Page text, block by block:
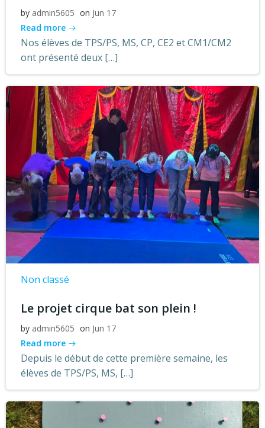
by admin5605 on Jun 17
Read more
Nos élèves de TPS/PS, MS, CP, CE2 et CM1/CM2
ont présenté deux […]
Non classé
Le projet cirque bat son plein !
by admin5605 on Jun 17
Read more
Depuis le début de cette première semaine, les
élèves de TPS/PS, MS, […]